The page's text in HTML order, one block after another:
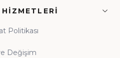
Politikası
Değişim